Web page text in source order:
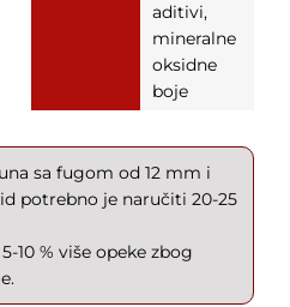
aditivi,
mineralne
oksidne
boje
sa fugom od 12 mm i
potrebno je naručiti 20-25
10 % više opeke zbog